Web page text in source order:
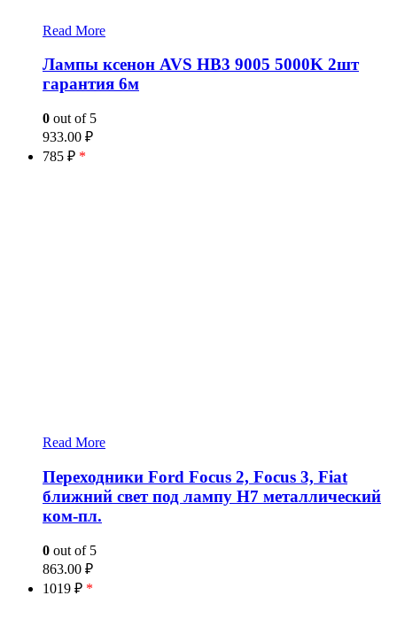
Read More
Лампы ксенон AVS HB3 9005 5000K 2шт
гарантия 6м
0 out of 5
933.00 ₽
785 ₽ *
Read More
Переходники Ford Focus 2, Focus 3, Fiat
ближний свет под лампу H7 металлический
ком-пл.
0 out of 5
863.00 ₽
1019 ₽ *